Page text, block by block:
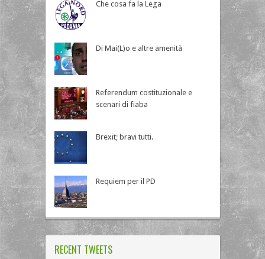
Che cosa fa la Lega
Di Mai(L)o e altre amenità
Referendum costituzionale e
scenari di fiaba
Brexit; bravi tutti.
Requiem per il PD
RECENT TWEETS